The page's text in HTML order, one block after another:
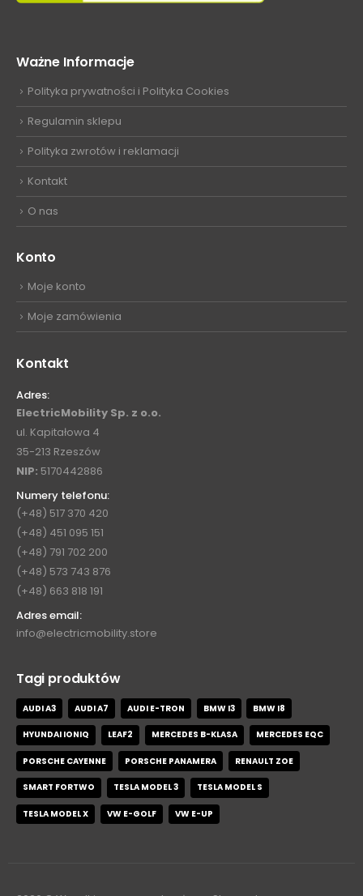
Ważne Informacje
Polityka prywatności i Polityka Cookies
Regulamin sklepu
Polityka zwrotów i reklamacji
Kontakt
O nas
Konto
Moje konto
Moje zamówienia
Kontakt
Adres:
ElectricMobility Sp. z o.o.
ul. Kapitałowa 4
35-213 Rzeszów
NIP: 5170442886
Numery telefonu:
(+48) 517 370 420
(+48) 451 095 151
(+48) 791 702 200
(+48) 573 743 876
(+48) 663 818 191
Adres email:
info@electricmobility.store
Tagi produktów
AUDI A3 AUDI A7 AUDI E-TRON BMW I3 BMW I8
HYUNDAI IONIQ LEAF2 MERCEDES B-KLASA MERCEDES EQC
PORSCHE CAYENNE PORSCHE PANAMERA RENAULT ZOE
SMART FORTWO TESLA MODEL 3 TESLA MODEL S
TESLA MODEL X VW E-GOLF VW E-UP